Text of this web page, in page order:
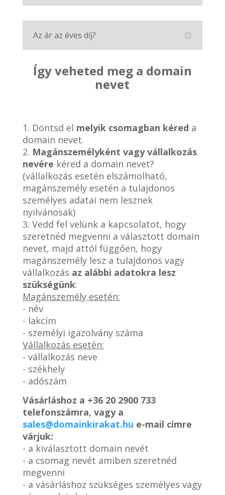
Az ár az éves díj?
Így veheted meg a domain
nevet
1. Döntsd el melyik csomagban kéred a
domain nevet.
2. Magánszemélyként vagy vállalkozás
nevére kéred a domain nevet?
(vállalkozás esetén elszámolható,
magánszemély esetén a tulajdonos
személyes adatai nem lesznek
nyilvánosak)
3. Vedd fel velünk a kapcsolatot, hogy
szeretnéd megvenni a választott domain
nevet, majd attól függően, hogy
magánszemély lesz a tulajdonos vagy
vállalkozás az alábbi adatokra lesz
szükségünk:
Magánszemély esetén:
- név
- lakcím
- személyi igazolvány száma
Vállalkozás esetén:
- vállalkozás neve
- székhely
- adószám
Vásárláshoz a +36 20 2900 733
telefonszámra, vagy a
sales@domainkirakat.hu e-mail címre
várjuk:
- a kiválasztott domain nevét
- a csomag nevét amiben szeretnéd
megvenni
- a vásárláshoz szükséges személyes vagy